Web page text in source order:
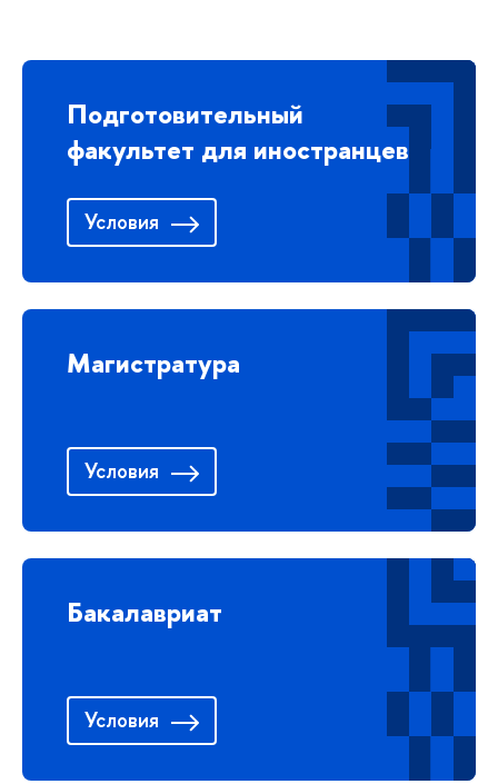
Подготовительный
факультет для иностранцев
Условия
Магистратура
Условия
Бакалавриат
Условия